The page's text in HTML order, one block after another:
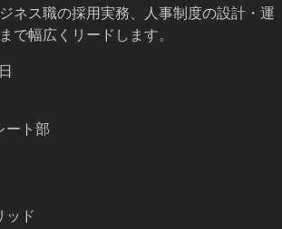
ネス職の採用実務、人事制度の設計・運
で幅広くリードします。
ート部
ッド